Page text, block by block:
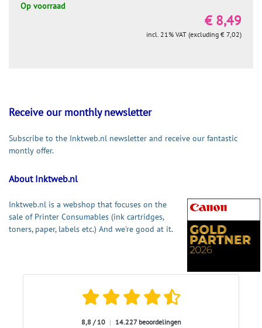
Op voorraad
€ 8,49
incl. 21% VAT (excluding € 7,02)
Receive our monthly newsletter
Subscribe to the Inktweb.nl newsletter and receive our fantastic
montly offer.
About Inktweb.nl
Inktweb.nl is a webshop that focuses on the
sale of Printer Consumables (ink cartridges,
toners, paper, labels etc.) And we're good at it.
8,8 / 10 | 14.227 beoordelingen